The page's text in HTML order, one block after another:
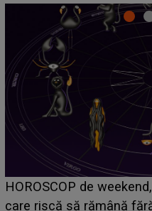
Emanuel a ținut ACEST
acum! În fața Alexandrei,